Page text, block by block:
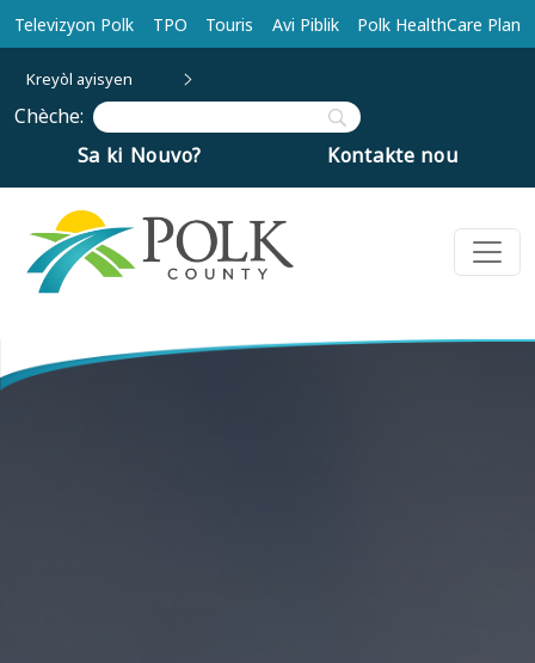
Ale nan kontni prensipal la
Televizyon Polk TPO Touris Avi Piblik Polk HealthCare Plan
Kreyòl ayisyen
Chèche:
Sa ki Nouvo?
Kontakte nou